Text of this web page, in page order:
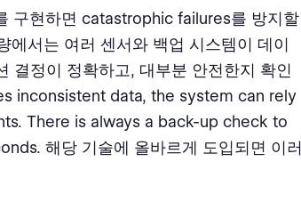
구현하면 catastrophic failures를 방지할
에서는 여러 센서와 백업 시스템이 데이
결정이 정확하고, 대부분 안전한지 확인
inconsistent data, the system can rely
There is always a back-up check to
해당 기술에 올바르게 도입되면 이러